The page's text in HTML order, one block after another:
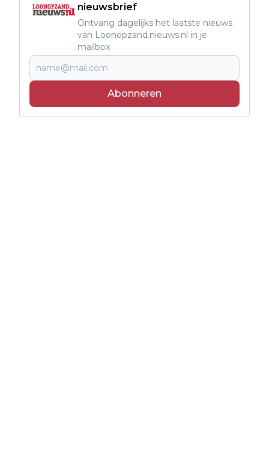
nieuwsbrief
Ontvang dagelijks het laatste nieuws
van Loonopzand.nieuws.nl in je
mailbox
Abonneren